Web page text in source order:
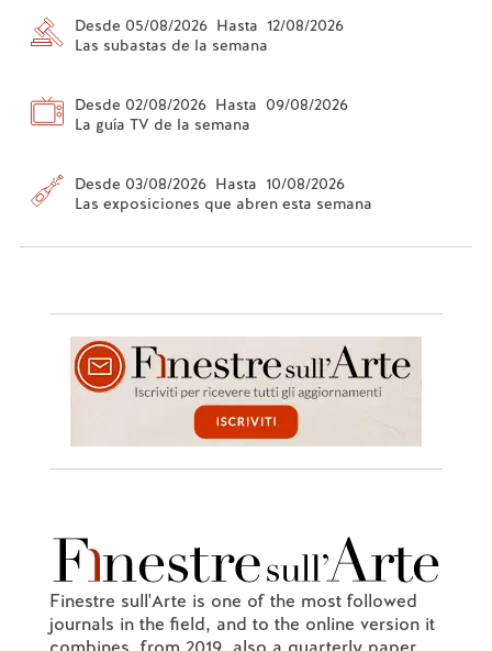
Desde 05/08/2026 Hasta 12/08/2026
Las subastas de la semana
Desde 02/08/2026 Hasta 09/08/2026
La guía TV de la semana
Desde 03/08/2026 Hasta 10/08/2026
Las exposiciones que abren esta semana
Finestre sull'Arte is one of the most followed
journals in the field, and to the online version it